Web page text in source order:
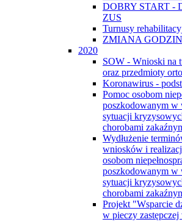
DOBRY START -
ZUS
Turnusy
ZMIANA
2020
SOW - Wnioski na
oraz przedmioty
Koronawirus -
Pomoc osobom
poszkodowanym
sytuacji
chorobami
Wydłużenie
wniosków i
osobom
poszkodowanym
sytuacji
chorobami
Projekt "Wsparcie
w pieczy